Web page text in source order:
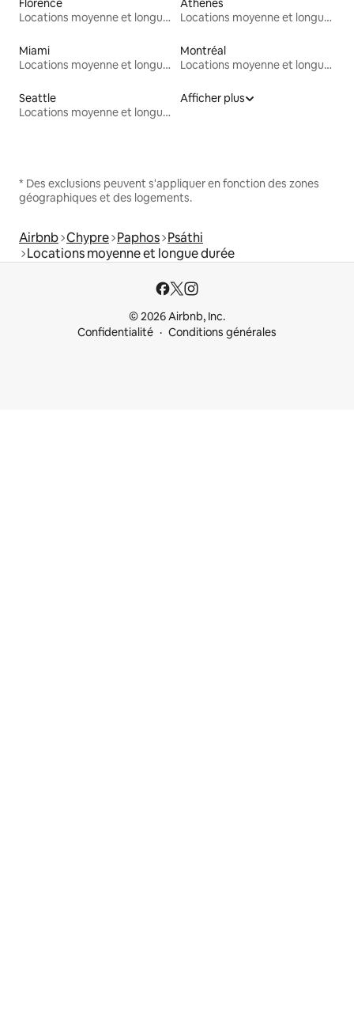
Florence
Locations moyenne et longue durée
Athènes
Locations moyenne et longue durée
Miami
Locations moyenne et longue durée
Montréal
Locations moyenne et longue durée
Seattle
Locations moyenne et longue durée
Afficher plus
* Des exclusions peuvent s'appliquer en fonction des zones
géographiques et des logements.
Airbnb Chypre Paphos Psáthi
Locations moyenne et longue durée
© 2026 Airbnb, Inc.
Confidentialité
Conditions générales